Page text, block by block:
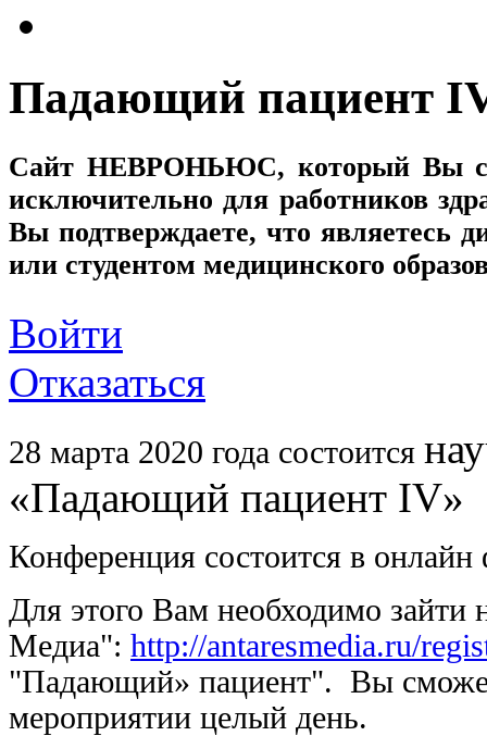
Падающий пациент
Сайт НЕВРОНЬЮС, который Вы
исключительно для работников
Вы подтверждаете, что являетесь
или студентом медицинского
Войти
Отказаться
28 марта 2020 года состоится
«Падающий пациент IV»
Конференция состоится в онлайн
Для этого Вам необходимо зайти
Медиа": http://antaresmedia.ru/
"Падающий» пациент". Вы
мероприятии целый день.